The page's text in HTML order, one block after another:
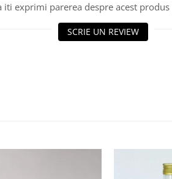
iti exprimi parerea despre acest
SCRIE UN REVIEW